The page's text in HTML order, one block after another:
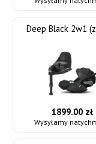
Deep Black 2w1
1899.00 zł
Wysyłamy